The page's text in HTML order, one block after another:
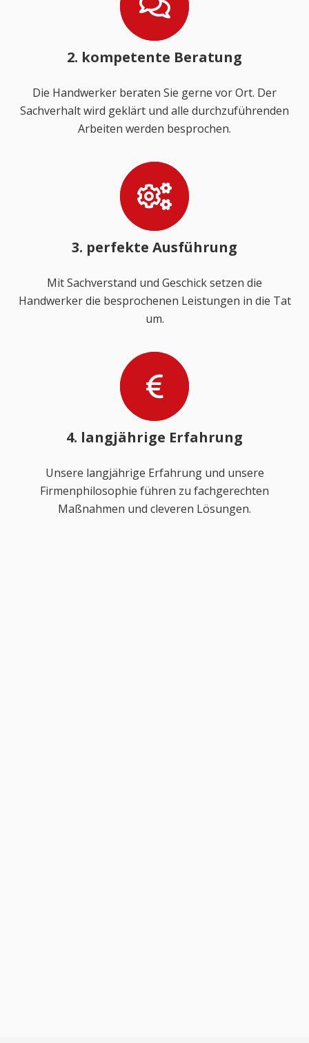
2. kompetente Beratung
Die Handwerker beraten Sie gerne vor Ort. Der
Sachverhalt wird geklärt und alle durchzuführenden
Arbeiten werden besprochen.
3. perfekte Ausführung
Mit Sachverstand und Geschick setzen die
Handwerker die besprochenen Leistungen in die Tat
um.
4. langjährige Erfahrung
Unsere langjährige Erfahrung und unsere
Firmenphilosophie führen zu fachgerechten
Maßnahmen und cleveren Lösungen.